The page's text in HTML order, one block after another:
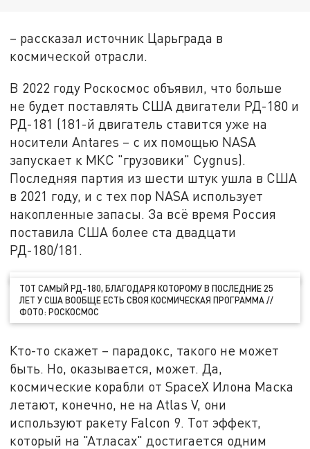
– рассказал источник Царьграда в
космической отрасли.
В 2022 году Роскосмос объявил, что больше
не будет поставлять США двигатели РД-180 и
РД-181 (181-й двигатель ставится уже на
носители Antares – с их помощью NASA
запускает к МКС "грузовики" Cygnus).
Последняя партия из шести штук ушла в США
в 2021 году, и с тех пор NASA использует
накопленные запасы. За всё время Россия
поставила США более ста двадцати
РД-180/181.
ТОТ САМЫЙ РД-180, БЛАГОДАРЯ КОТОРОМУ В ПОСЛЕДНИЕ 25
ЛЕТ У США ВООБЩЕ ЕСТЬ СВОЯ КОСМИЧЕСКАЯ ПРОГРАММА //
ФОТО: РОСКОСМОС
Кто-то скажет – парадокс, такого не может
быть. Но, оказывается, может. Да,
космические корабли от SpaceX Илона Маска
летают, конечно, не на Atlas V, они
используют ракету Falcon 9. Тот эффект,
который на "Атласах" достигается одним